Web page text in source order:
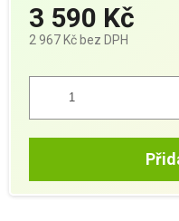
3 590 Kč
2 967 Kč bez DPH